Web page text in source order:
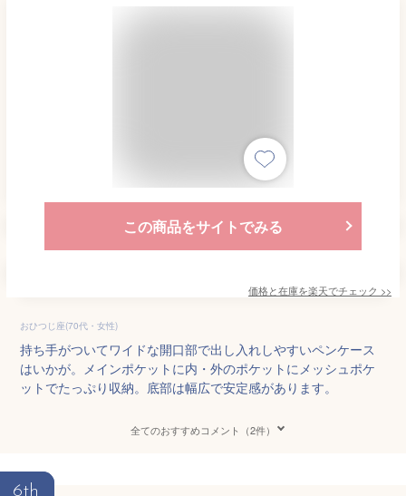
この商品をサイトでみる
価格と在庫を楽天でチェック >>
おひつじ座(70代・女性)
持ち手がついてワイドな開口部で出し入れしやすいペンケース
はいかが。メインポケットに内・外のポケットにメッシュポケ
ットでたっぷり収納。底部は幅広で安定感があります。
全てのおすすめコメント（2件）
6th